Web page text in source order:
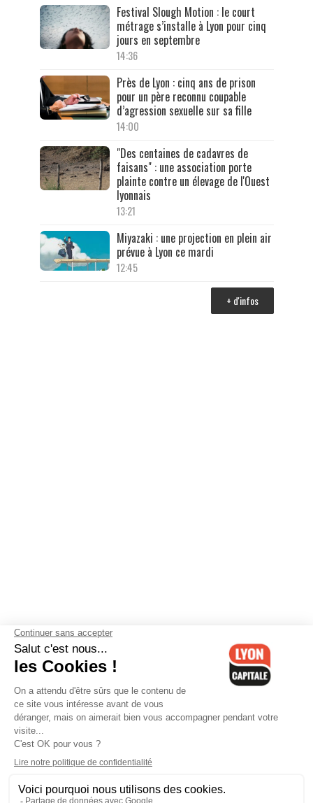
Festival Slough Motion : le court
métrage s’installe à Lyon pour cinq
jours en septembre
14:36
Près de Lyon : cinq ans de prison
pour un père reconnu coupable
d’agression sexuelle sur sa fille
14:00
"Des centaines de cadavres de
faisans" : une association porte
plainte contre un élevage de l'Ouest
lyonnais
13:21
Miyazaki : une projection en plein air
prévue à Lyon ce mardi
12:45
+ d'infos
Contactez-nous-Mentions légales-CGV-Politique de